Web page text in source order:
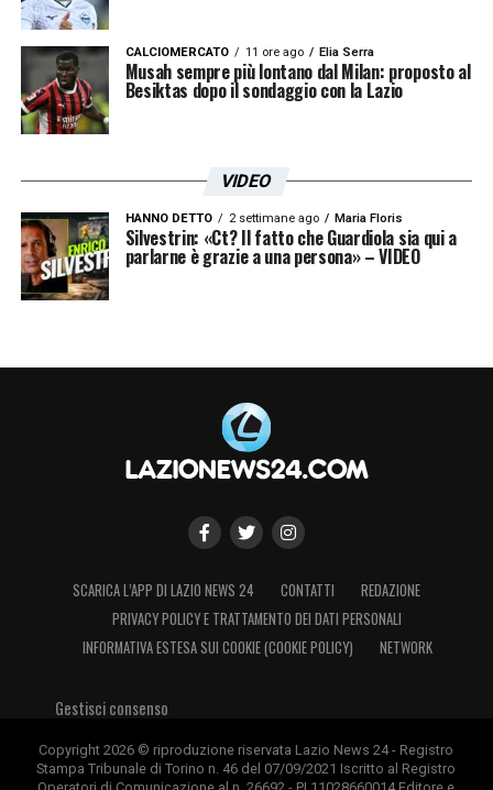
CALCIOMERCATO 11 ore ago Elia Serra
Musah sempre più lontano dal Milan: proposto al
Besiktas dopo il sondaggio con la Lazio
VIDEO
HANNO DETTO 2 settimane ago Maria Floris
Silvestrin: «Ct? Il fatto che Guardiola sia qui a
parlarne è grazie a una persona» – VIDEO
SCARICA L’APP DI LAZIO NEWS 24 CONTATTI
REDAZIONE
PRIVACY POLICY E TRATTAMENTO DEI DATI PERSONALI
INFORMATIVA ESTESA SUI COOKIE (COOKIE POLICY)
NETWORK
Gestisci consenso
Copyright 2026 © riproduzione riservata Lazio News 24 - Registro
Stampa Tribunale di Torino n. 46 del 07/09/2021 Iscritto al Registro